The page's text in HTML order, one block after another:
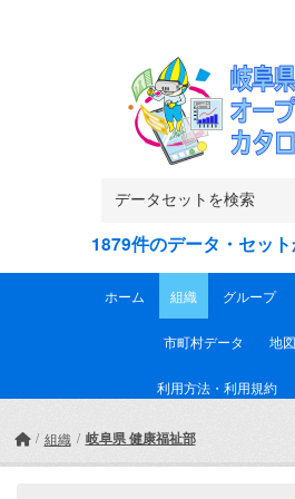
1879件のデータ・セッ
ホーム 組織 グループ
市町村データ 地
利用方法・利用規約
組織 岐阜県 健康福祉部